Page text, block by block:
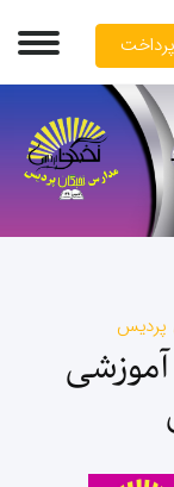
پردیس